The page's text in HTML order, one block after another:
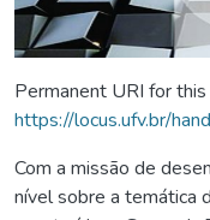
Permanent URI for
https://locus.ufv.br/
Com a missão de
nível sobre a temática